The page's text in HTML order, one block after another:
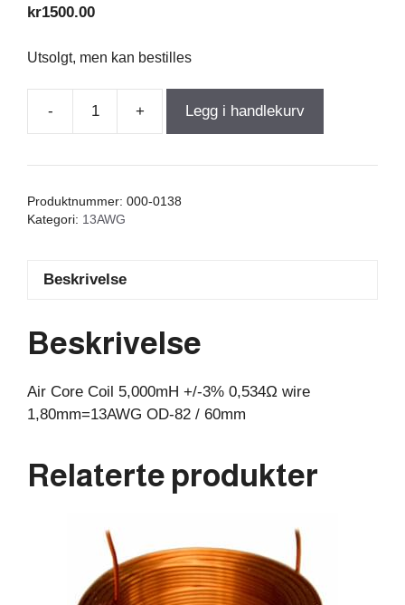
kr1500.00
Utsolgt, men kan bestilles
-
Coil
antall
+ Legg i handlekurv
Produktnummer: 000-0138
Kategori: 13AWG
Beskrivelse
Beskrivelse
Air Core Coil 5,000mH +/-3% 0,534Ω wire
1,80mm=13AWG OD-82 / 60mm
Relaterte produkter